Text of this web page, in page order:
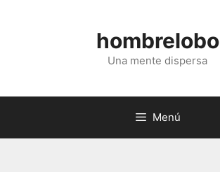
hombrelobo
Una mente dispersa
Menú